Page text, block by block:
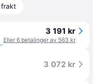
frakt
RO1, med felgbeskyttelse (MFS) )
3 191 kr
Eller 6 betalinger av 563 kr
3 072 kr